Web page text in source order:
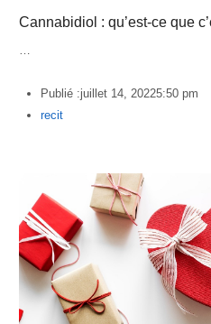
Cannabidiol : qu’est-ce que
…
Publié :juillet 14, 20225:50 pm
Author
recit